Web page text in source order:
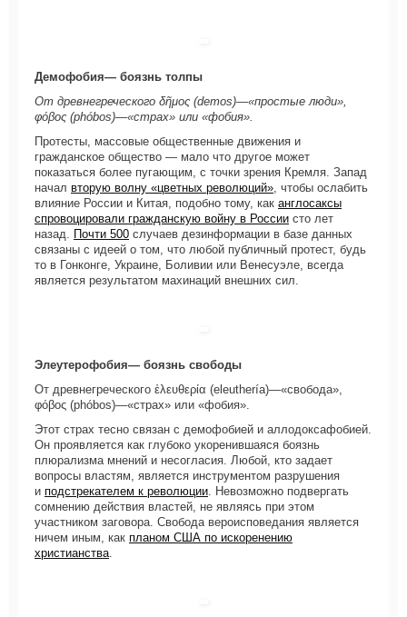
Демофобия— боязнь толпы
От древнегреческого δῆμος (demos)—«простые люди»,
φόβος (phóbos)—«страх» или «фобия».
Протесты, массовые общественные движения и
гражданское общество — мало что другое может
показаться более пугающим, с точки зрения Кремля. Запад
начал вторую волну «цветных революций» , чтобы ослабить
влияние России и Китая, подобно тому, как англосаксы
спровоцировали гражданскую войну в России сто лет
назад.
Почти 500 случаев дезинформации в базе данных
связаны с идеей о том, что любой публичный протест, будь
то в Гонконге, Украине, Боливии или Венесуэле, всегда
является результатом махинаций внешних сил.
Элеутерофобия— боязнь свободы
От древнегреческого ἐλευθερία (eleuthería)—«свобода»,
φόβος (phóbos)—«страх» или «фобия».
Этот страх тесно связан с демофобией и аллодоксафобией.
Он проявляется как глубоко укоренившаяся боязнь
плюрализма мнений и несогласия. Любой, кто задает
вопросы властям, является инструментом разрушения
и подстрекателем к революции . Невозможно подвергать
сомнению действия властей, не являясь при этом
участником заговора. Свобода вероисповедания является
ничем иным, как планом США по искоренению
христианства